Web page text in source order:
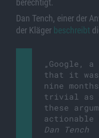
berechtigt.
Dan Tench, einer der
der Kläger beschreibt
„Google,
that it was
nine
trivial as
these
actionable
Dan Tench